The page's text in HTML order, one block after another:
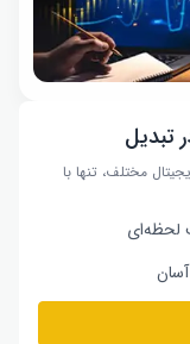
تبدیل
از خرید و فروش بیش از ۶۵۰ ارز دیجیتال مختلف، تنها با
لحظه‌ای